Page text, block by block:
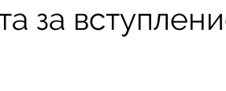
за